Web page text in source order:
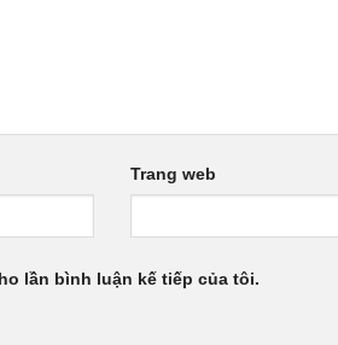
Trang web
lần bình luận kế tiếp của tôi.